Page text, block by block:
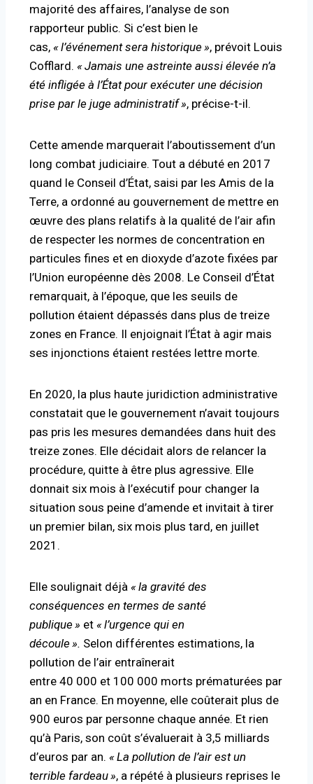
majorité des affaires, l’analyse de son
rapporteur public. Si c’est bien le
cas, «l’événement sera historique », prévoit Louis
Cofflard. «Jamais une astreinte aussi élevée n’a
été infligée à l’État pour exécuter une décision
prise par le juge administratif», précise-t-il.
Cette amende marquerait l’aboutissement d’un
long combat judiciaire. Tout a débuté en 2017
quand le Conseil d’État, saisi par les Amis de la
Terre, a ordonné au gouvernement de mettre en
œuvre des plans relatifs à la qualité de l’air afin
de respecter les normes de concentration en
particules fines et en dioxyde d’azote fixées par
l’Union européenne dès 2008. Le Conseil d’État
remarquait, à l’époque, que les seuils de
pollution étaient dépassés dans plus de treize
zones en France. Il enjoignait l’État à agir mais
ses injonctions étaient restées lettre morte.
En 2020, la plus haute juridiction administrative
constatait que le gouvernement n’avait toujours
pas pris les mesures demandées dans huit des
treize zones. Elle décidait alors de relancer la
procédure, quitte à être plus agressive. Elle
donnait six mois à l’exécutif pour changer la
situation sous peine d’amende et invitait à tirer
un premier bilan, six mois plus tard, en juillet
2021.
Elle soulignait déjà «la gravité des
conséquences en termes de santé
publique » et «l’urgence qui en
découle ». Selon différentes estimations, la
pollution de l’air entraînerait
entre 40 000 et 100 000 morts prématurées par
an en France. En moyenne, elle coûterait plus de
900 euros par personne chaque année. Et rien
qu’à Paris, son coût s’évaluerait à 3,5 milliards
d’euros par an. «La pollution de l’air est un
terrible fardeau», a répété à plusieurs reprises le